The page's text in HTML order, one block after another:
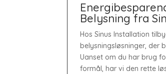
Belysning fra
Hos Sinus Installation
belysningsløsninger, der
Uanset om du har brug
formål, har vi den rette